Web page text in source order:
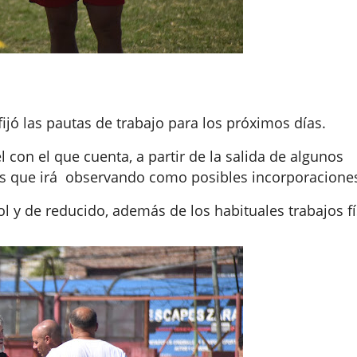
las pautas de trabajo para los próximos días.
el que cuenta, a partir de la salida de algunos
que irá observando como posibles
y de reducido, además de los habituales trabajos